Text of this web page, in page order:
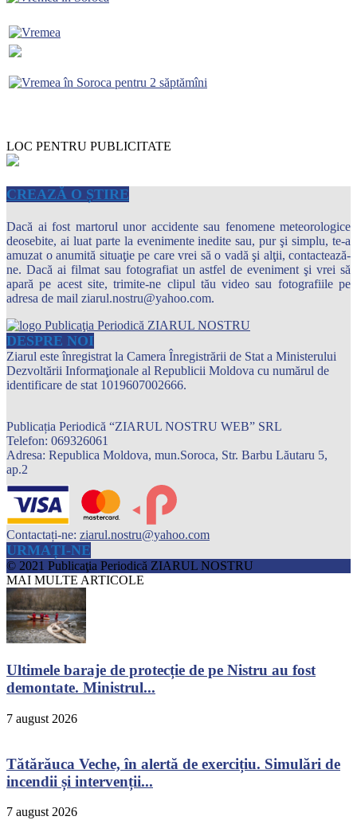
LOC PENTRU PUBLICITATE
CREAZĂ O ȘTIRE
Dacă ai fost martorul unor accidente sau fenomene meteorologice
deosebite, ai luat parte la evenimente inedite sau, pur şi simplu, te-a
amuzat o anumită situaţie pe care vrei să o vadă şi alţii, contactează-
ne. Dacă ai filmat sau fotografiat un astfel de eveniment şi vrei să
apară pe acest site, trimite-ne clipul tău video sau fotografiile pe
adresa de mail ziarul.nostru@yahoo.com.
DESPRE NOI
Ziarul este înregistrat la Camera Înregistrării de Stat a Ministerului
Dezvoltării Informaţionale al Republicii Moldova cu numărul de
identificare de stat 1019607002666.
Publicația Periodică “ZIARUL NOSTRU WEB” SRL
Telefon: 069326061
Adresa: Republica Moldova, mun.Soroca, Str. Barbu Lăutaru 5,
ap.2
Contactați-ne: ziarul.nostru@yahoo.com
URMAȚI-NE
© 2021 Publicaţia Periodică ZIARUL NOSTRU
MAI MULTE ARTICOLE
Ultimele baraje de protecție de pe Nistru au fost
demontate. Ministrul...
7 august 2026
Tătărăuca Veche, în alertă de exercițiu. Simulări de
incendii și intervenții...
7 august 2026